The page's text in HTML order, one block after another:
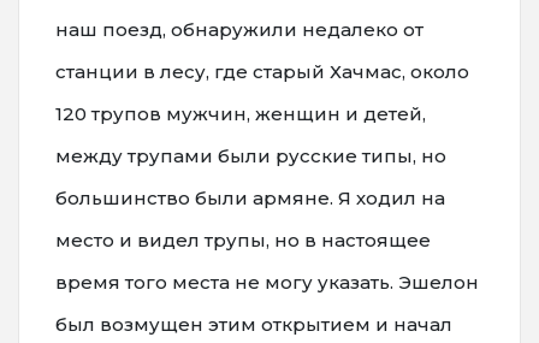
наш поезд, обнаружили недалеко от
станции в лесу, где старый Хачмас, около
120 трупов мужчин, женщин и детей,
между трупами были русские типы, но
большинство были армяне. Я ходил на
место и видел трупы, но в настоящее
время того места не могу указать. Эшелон
был возмущен этим открытием и начал